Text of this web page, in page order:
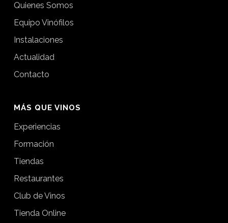
Quienes Somos
Equipo Vinófilos
Instalaciones
Actualidad
Contacto
MÁS QUE VINOS
Experiencias
Formación
Tiendas
Restaurantes
Club de Vinos
Tienda Online